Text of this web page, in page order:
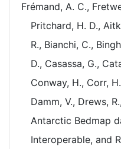
Frémand, A. C.,
Pritchard, H. D.,
R., Bianchi, C.,
D., Casassa, G.,
Conway, H., Corr,
Damm, V., Drews,
Antarctic Bedmap
Interoperable, and